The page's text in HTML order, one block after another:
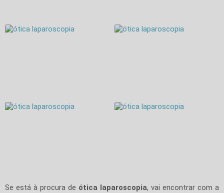
Se está à procura de ótica laparoscopia, vai encontrar com a